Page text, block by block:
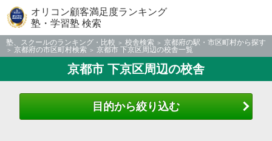
オリコン顧客満足度ランキング
塾・学習塾 検索
塾、スクールのランキング・比較 校舎検索
京都府の駅・市区町村から探す
京都府の市区町村検索
京都市 下京区周辺の校舎一覧
京都市 下京区周辺の校舎
目的から絞り込む